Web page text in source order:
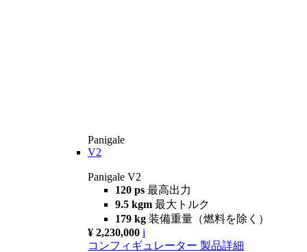
Panigale
V2
Panigale V2
120 ps 最高出力
9.5 kgm 最大トルク
179 kg 装備重量（燃料を除く）
¥ 2,230,000 i
コンフィギュレーター 製品詳細